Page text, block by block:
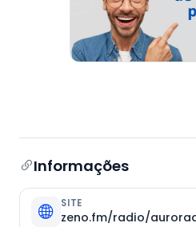
Informações
SITE
zeno.fm/radio/